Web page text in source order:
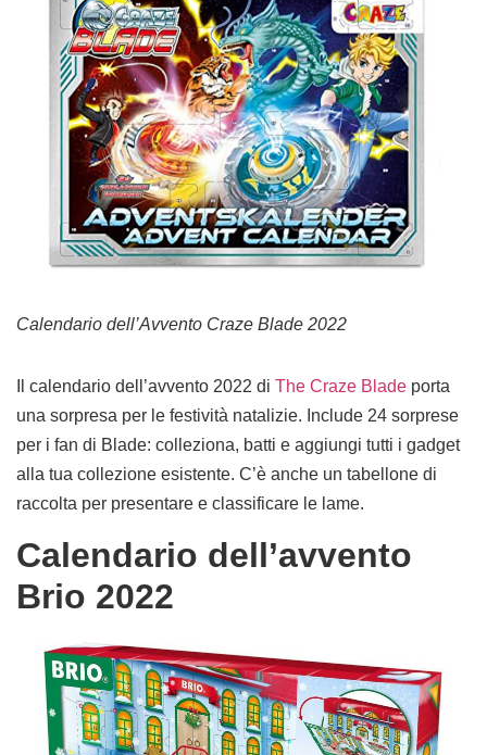
Calendario dell’Avvento Craze Blade 2022
Il calendario dell’avvento 2022 di The Craze Blade porta
una sorpresa per le festività natalizie. Include 24 sorprese
per i fan di Blade: colleziona, batti e aggiungi tutti i gadget
alla tua collezione esistente. C’è anche un tabellone di
raccolta per presentare e classificare le lame.
Calendario dell’avvento
Brio 2022